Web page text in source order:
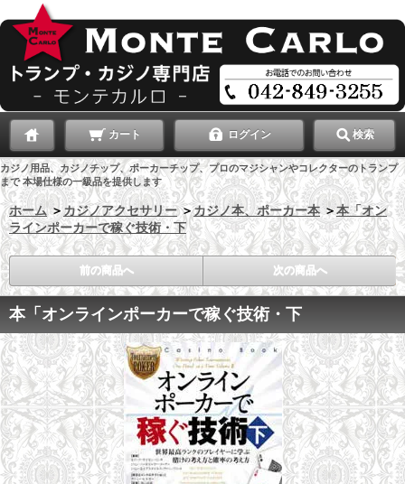
カート ログイン 検索
カジノ用品、カジノチップ、ポーカーチップ、プロのマジシャンやコレクターのトランプ
まで 本場仕様の一級品を提供します
ホーム ＞ カジノアクセサリー ＞カジノ本、ポーカー本 ＞本「オン
ラインポーカーで稼ぐ技術・下
前の商品へ 次の商品へ
本「オンラインポーカーで稼ぐ技術・下